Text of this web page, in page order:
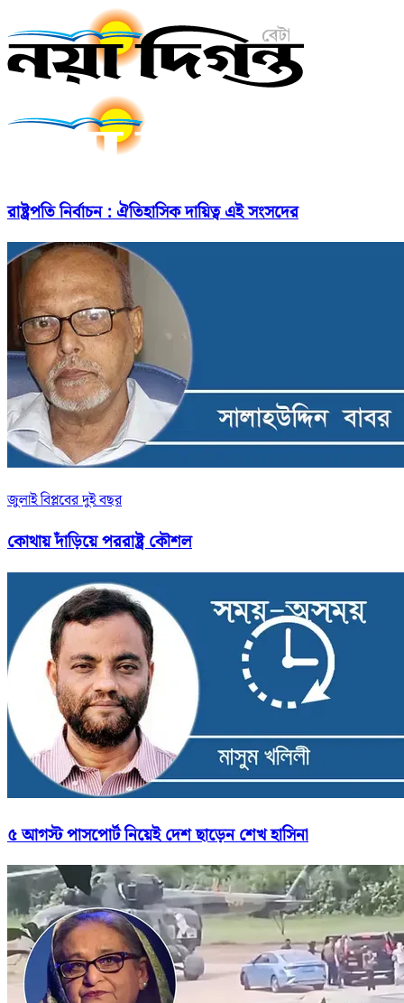
রাষ্ট্রপতি নির্বাচন : ঐতিহাসিক দায়িত্ব এই সংসদের
জুলাই বিপ্লবের দুই বছর
কোথায় দাঁড়িয়ে পররাষ্ট্র কৌশল
৫ আগস্ট পাসপোর্ট নিয়েই দেশ ছাড়েন শেখ হাসিনা